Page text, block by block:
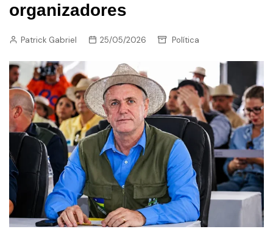
organizadores
Patrick Gabriel 25/05/2026 Política